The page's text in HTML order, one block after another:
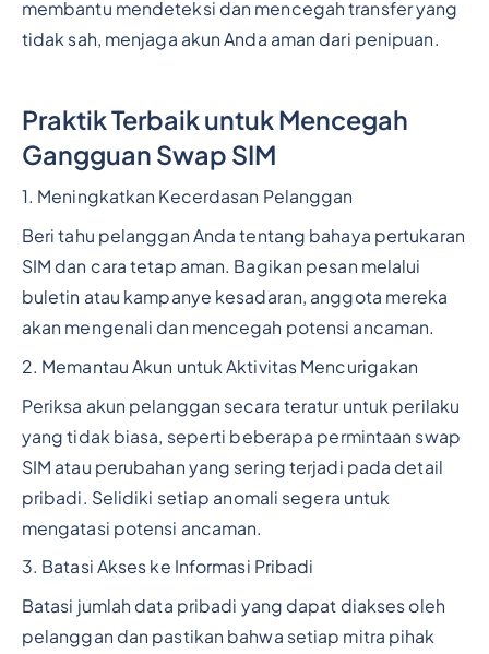
membantu mendeteksi dan mencegah transfer yang
tidak sah, menjaga akun Anda aman dari penipuan.
Praktik Terbaik untuk Mencegah
Gangguan Swap SIM
1. Meningkatkan Kecerdasan Pelanggan
Beri tahu pelanggan Anda tentang bahaya pertukaran
SIM dan cara tetap aman. Bagikan pesan melalui
buletin atau kampanye kesadaran, anggota mereka
akan mengenali dan mencegah potensi ancaman.
2. Memantau Akun untuk Aktivitas Mencurigakan
Periksa akun pelanggan secara teratur untuk perilaku
yang tidak biasa, seperti beberapa permintaan swap
SIM atau perubahan yang sering terjadi pada detail
pribadi. Selidiki setiap anomali segera untuk
mengatasi potensi ancaman.
3. Batasi Akses ke Informasi Pribadi
Batasi jumlah data pribadi yang dapat diakses oleh
pelanggan dan pastikan bahwa setiap mitra pihak